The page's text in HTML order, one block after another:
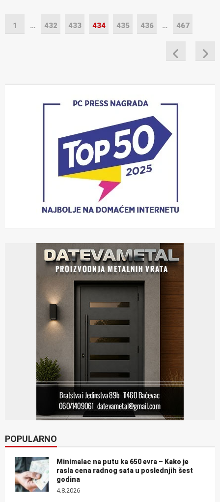
1 … 432 433 434 435 436 … 467
POPULARNO
Minimalac na putu ka 650 evra – Kako je
rasla cena radnog sata u poslednjih šest
godina
4.8.2026